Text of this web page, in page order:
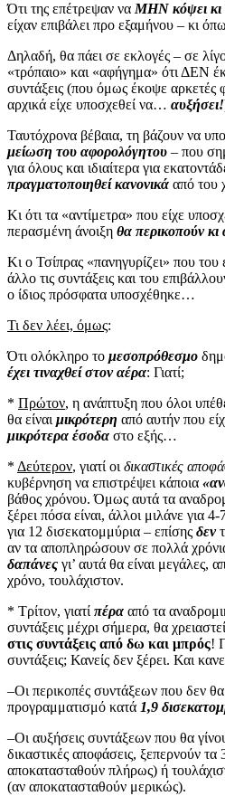
Ότι της επέτρεψαν να ΜΗΝ κόψει κι
είχαν επιβάλει προ εξαμήνου – κι
Δηλαδή, θα πάει σε εκλογές – σε
«τρόπαιο» και «αφήγημα» ότι ΔΕΝ
συντάξεις (που όμως έκοψε
αρχικά είχε υποσχεθεί να… αυξήσει!
Ταυτόχρονα βέβαια, τη βάζουν να
μείωση του αφορολόγητου – που
για όλους και ιδιαίτερα για
πραγματοποιηθεί κανονικά από του
Κι ότι τα «αντίμετρα» που είχε
περασμένη άνοιξη θα περικοπούν κι
Κι ο Τσίπρας «πανηγυρίζει» που του
άλλο τις συντάξεις και του
ο ίδιος πρόσφατα υποσχέθηκε…
Τι δεν λέει, όμως:
Ότι ολόκληρο το μεσοπρόθεσμο
έχει τιναχθεί στον αέρα: Γιατί;
* Πρώτον, η ανάπτυξη που όλοι
θα είναι μικρότερη από αυτήν που
μικρότερα έσοδα στο εξής…
* Δεύτερον, γιατί οι δικαστικές
κυβέρνηση να επιστρέψει κάποια
βάθος χρόνου. Όμως αυτά τα
ξέρει πόσα είναι, άλλοι μιλάνε για
για 12 δισεκατομμύρια – επίσης δεν
αν τα αποπληρώσουν σε πολλά
δαπάνες γι’ αυτά θα είναι μεγάλες,
χρόνο, τουλάχιστον.
* Τρίτον, γιατί πέρα από τα
συντάξεις μέχρι σήμερα, θα
στις συντάξεις από δω και μπρός!
συντάξεις; Κανείς δεν ξέρει. Και
–Οι περικοπές συντάξεων που δεν
προγραμματισμό κατά 1,9
–Οι αυξήσεις συντάξεων που θα
δικαστικές αποφάσεις, ξεπερνούν
αποκατασταθούν πλήρως) ή
(αν αποκατασταθούν μερικώς).